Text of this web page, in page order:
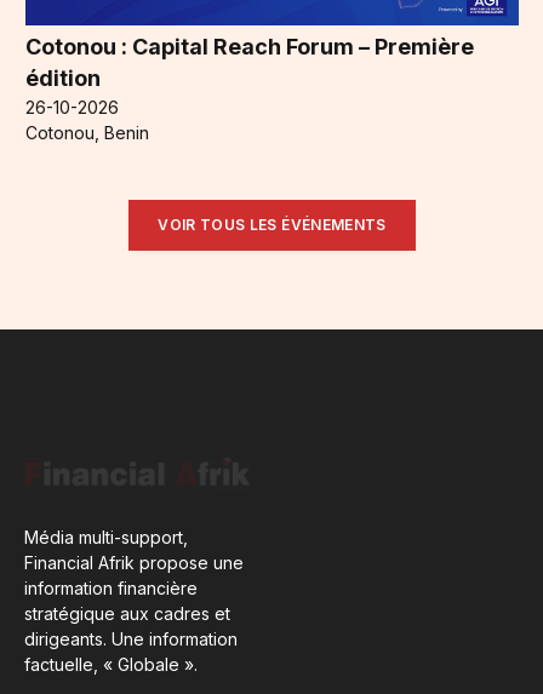
Cotonou : Capital Reach Forum – Première
édition
26-10-2026
Cotonou, Benin
VOIR TOUS LES ÉVÉNEMENTS
Média multi-support,
Financial Afrik propose une
information financière
stratégique aux cadres et
dirigeants. Une information
factuelle, « Globale ».